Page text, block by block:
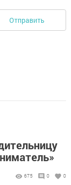
Отправить
675 0 0